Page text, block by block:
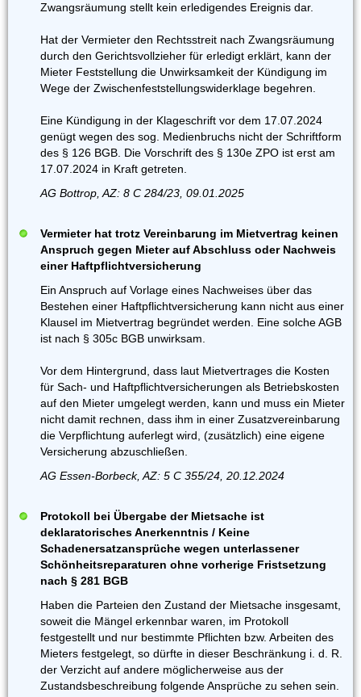
Zwangsräumung stellt kein erledigendes Ereignis dar.
Hat der Vermieter den Rechtsstreit nach Zwangsräumung
durch den Gerichtsvollzieher für erledigt erklärt, kann der
Mieter Feststellung die Unwirksamkeit der Kündigung im
Wege der Zwischenfeststellungswiderklage begehren.
Eine Kündigung in der Klageschrift vor dem 17.07.2024
genügt wegen des sog. Medienbruchs nicht der Schriftform
des § 126 BGB. Die Vorschrift des § 130e ZPO ist erst am
17.07.2024 in Kraft getreten.
AG Bottrop, AZ: 8 C 284/23, 09.01.2025
Vermieter hat trotz Vereinbarung im Mietvertrag keinen
Anspruch gegen Mieter auf Abschluss oder Nachweis
einer Haftpflichtversicherung
Ein Anspruch auf Vorlage eines Nachweises über das
Bestehen einer Haftpflichtversicherung kann nicht aus einer
Klausel im Mietvertrag begründet werden. Eine solche AGB
ist nach § 305c BGB unwirksam.
Vor dem Hintergrund, dass laut Mietvertrages die Kosten
für Sach- und Haftpflichtversicherungen als Betriebskosten
auf den Mieter umgelegt werden, kann und muss ein Mieter
nicht damit rechnen, dass ihm in einer Zusatzvereinbarung
die Verpflichtung auferlegt wird, (zusätzlich) eine eigene
Versicherung abzuschließen.
AG Essen-Borbeck, AZ: 5 C 355/24, 20.12.2024
Protokoll bei Übergabe der Mietsache ist
deklaratorisches Anerkenntnis / Keine
Schadenersatzansprüche wegen unterlassener
Schönheitsreparaturen ohne vorherige Fristsetzung
nach § 281 BGB
Haben die Parteien den Zustand der Mietsache insgesamt,
soweit die Mängel erkennbar waren, im Protokoll
festgestellt und nur bestimmte Pflichten bzw. Arbeiten des
Mieters festgelegt, so dürfte in dieser Beschränkung i. d. R.
der Verzicht auf andere möglicherweise aus der
Zustandsbeschreibung folgende Ansprüche zu sehen sein.